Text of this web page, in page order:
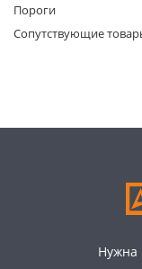
Пороги
Сопутствующие
Нужна